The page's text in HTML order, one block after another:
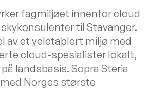
fagmiljøet innenfor cloud
til Stavanger.
av et veletablert miljø med
cloud-spesialister lokalt,
landsbasis. Sopra Steria
Norges største